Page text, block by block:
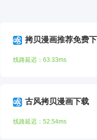
拷贝漫画推荐免费
线路延迟：63.33ms
古风拷贝漫画下载
线路延迟：52.54ms